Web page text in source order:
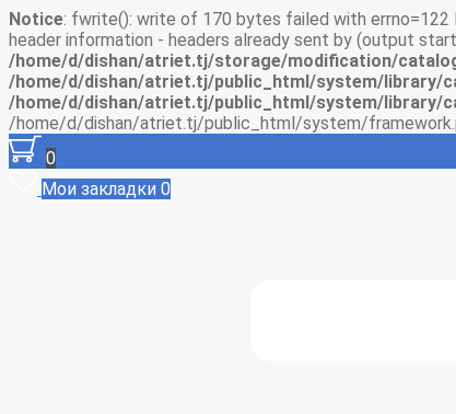
Notice: fwrite(): write of 170 bytes failed with errno=122
header information - headers already sent by (output
/home/d/dishan/atriet.tj/storage/modification/
/home/d/dishan/atriet.tj/public_html/system/library/
/home/d/dishan/atriet.tj/public_html/system/library/
/home/d/dishan/atriet.tj/public_html/system/
0
Мои закладки 0